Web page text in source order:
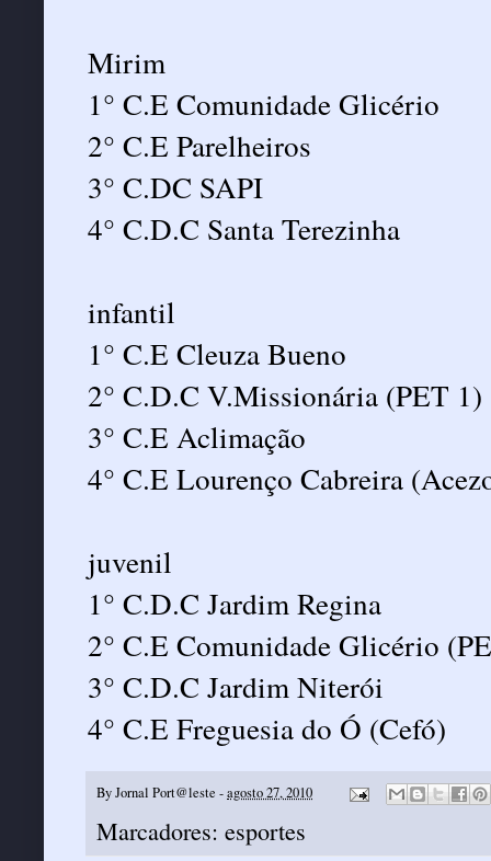
Mirim
1° C.E Comunidade Glicério
2° C.E Parelheiros
3° C.DC SAPI
4° C.D.C Santa Terezinha
infantil
1° C.E Cleuza Bueno
2° C.D.C V.Missionária (PET 1)
3° C.E Aclimação
4° C.E Lourenço Cabreira
juvenil
1° C.D.C Jardim Regina
2° C.E Comunidade Glicério
3° C.D.C Jardim Niterói
4° C.E Freguesia do Ó (Cefó)
ByJornal Port@leste -agosto 27, 2010
Marcadores: esportes